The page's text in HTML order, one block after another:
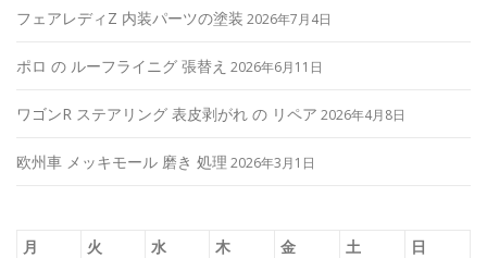
フェアレディZ 内装パーツの塗装 2026年7月4日
ポロ の ルーフライニグ 張替え 2026年6月11日
ワゴンR ステアリング 表皮剥がれ の リペア 2026年4月8日
欧州車 メッキモール 磨き 処理 2026年3月1日
月 火 水 木 金 土
日